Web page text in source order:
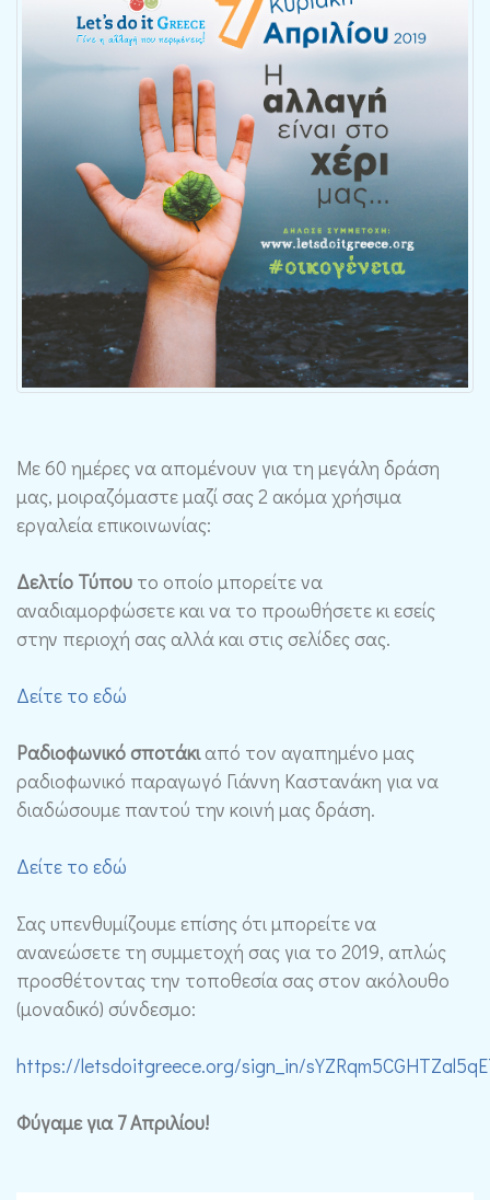
Με 60 ημέρες να απομένουν για τη μεγάλη δράση
μας, μοιραζόμαστε μαζί σας 2 ακόμα χρήσιμα
εργαλεία επικοινωνίας:
Δελτίο Τύπου το οποίο μπορείτε να
αναδιαμορφώσετε και να το προωθήσετε κι εσείς
στην περιοχή σας αλλά και στις σελίδες σας.
Δείτε το εδώ
Ραδιοφωνικό σποτάκιαπό τον αγαπημένο μας
ραδιοφωνικό παραγωγό Γιάννη Καστανάκη για να
διαδώσουμε παντού την κοινή μας δράση.
Δείτε το εδώ
Σας υπενθυμίζουμε επίσης ότι μπορείτε να
ανανεώσετε τη συμμετοχή σας για το 2019, απλώς
προσθέτοντας την τοποθεσία σας στον ακόλουθο
(μοναδικό) σύνδεσμο:
https://letsdoitgreece.org/sign_in/
Φύγαμε για 7 Απριλίου!